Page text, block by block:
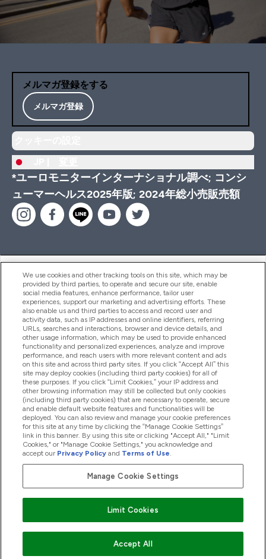
メルマガ登録をする
メルマガ登録
*ユーロモニターインターナショナル調べ; コンシ
ューマーヘルス2025年版; 2024年総小売販売額
ヘルプ＆ガイド
商品について
会社概要
特典＆ポイント
2026 The Hut.com Ltd
Pay with
We use cookies and other tracking tools on this site, which may be
provided by third parties, to operate and secure our site, enable
social media features, enhance performance, tailor user
experiences, support our marketing and advertising efforts. These
also enable us and third parties to access and record user and
activity data, such as IP addresses and online identifiers, referring
URLs, searches and interactions, browser and device details, and
other usage information, which may be used to provide enhanced
functionality and personalized experiences, analyze and improve
performance, and reach users with more relevant content and ads
on this site and across third party sites. If you click “Accept All” this
site may deploy cookies (including third party cookies) for all of
these purposes. If you click “Limit Cookies,” your IP address and
other browsing information may still be collected but only cookies
(including third party cookies) that are necessary to operate, secure
and enable default website features and functionalities will be
deployed. You can also review and manage your cookie preferences
for this site at any time by clicking the “Manage Cookie Settings”
link in this banner. By using this site or clicking "Accept All," "Limit
Cookies," or "Manage Cookie Settings," you acknowledge and
accept our Privacy Policy and Terms of Use.
Manage Cookie Settings
Limit Cookies
Accept All